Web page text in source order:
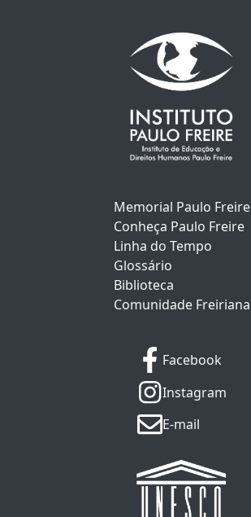
Memorial Paulo Freire
Conheça Paulo Freire
Linha do Tempo
Glossário
Biblioteca
Comunidade Freiriana
Facebook
Instagram
E-mail